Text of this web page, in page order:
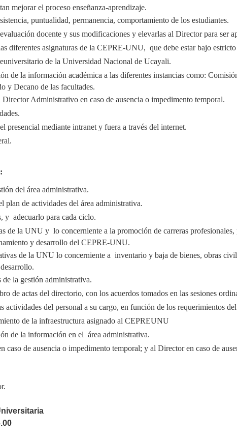
mejorar el proceso enseñanza-aprendizaje.
puntualidad, permanencia, comportamiento de los estudiantes.
docente y sus modificaciones y elevarlas al Director para ser
diferentes asignaturas de la CEPRE-UNU, que debe estar bajo
de la Universidad Nacional de Ucayali.
de la información académica a las diferentes instancias como:
y Decano de las facultades.
Administrativo en caso de ausencia o impedimento temporal.
presencial mediante intranet y fuera a través del internet.
del área administrativa.
plan de actividades del área administrativa.
y adecuarlo para cada ciclo.
de la UNU y lo concerniente a la promoción de carreras profesionales,
y desarrollo del CEPRE-UNU.
de la UNU lo concerniente a inventario y baja de bienes, obras
la gestión administrativa.
de actas del directorio, con los acuerdos tomados en las sesiones
del personal a su cargo, en función de los requerimientos del
de la infraestructura asignado al CEPREUNU
de la información en el área administrativa.
caso de ausencia o impedimento temporal; y al Director en caso de